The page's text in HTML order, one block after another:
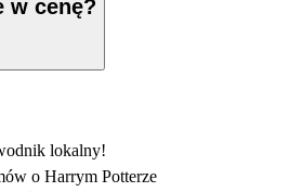
w cenę?
lokalny!
o Harrym Potterze